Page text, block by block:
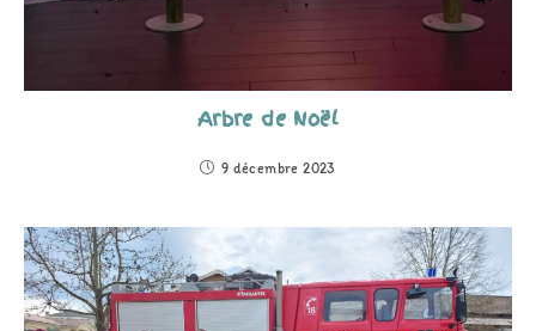
Arbre de Noël
9 décembre 2023